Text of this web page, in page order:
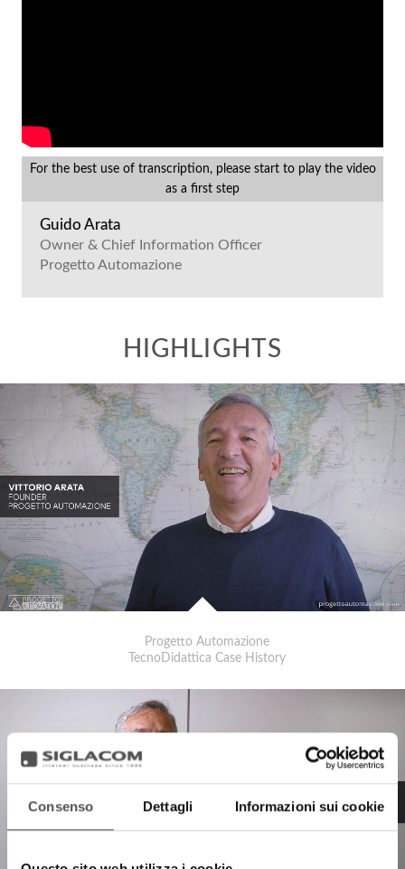
Consenso Dettagli Informazioni sui cookie
For the best use of transcription, please start to play the video
as a first step
Guido Arata
Owner & Chief Information Officer
Progetto Automazione
Progetto Automazione
TecnoDidattica Case History